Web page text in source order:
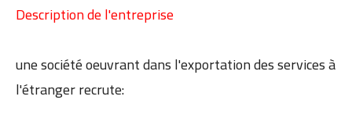
Description de l'entreprise
une société oeuvrant dans l'exportation des services à
l'étranger recrute: